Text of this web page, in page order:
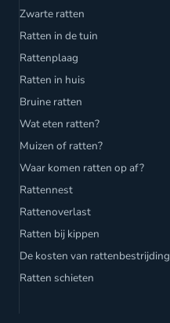
Zwarte ratten
Ratten in de tuin
Rattenplaag
Ratten in huis
Bruine ratten
Wat eten ratten?
Muizen of ratten?
Waar komen ratten op af?
Rattennest
Rattenoverlast
Ratten bij kippen
De kosten van rattenbestrijding
Ratten schieten